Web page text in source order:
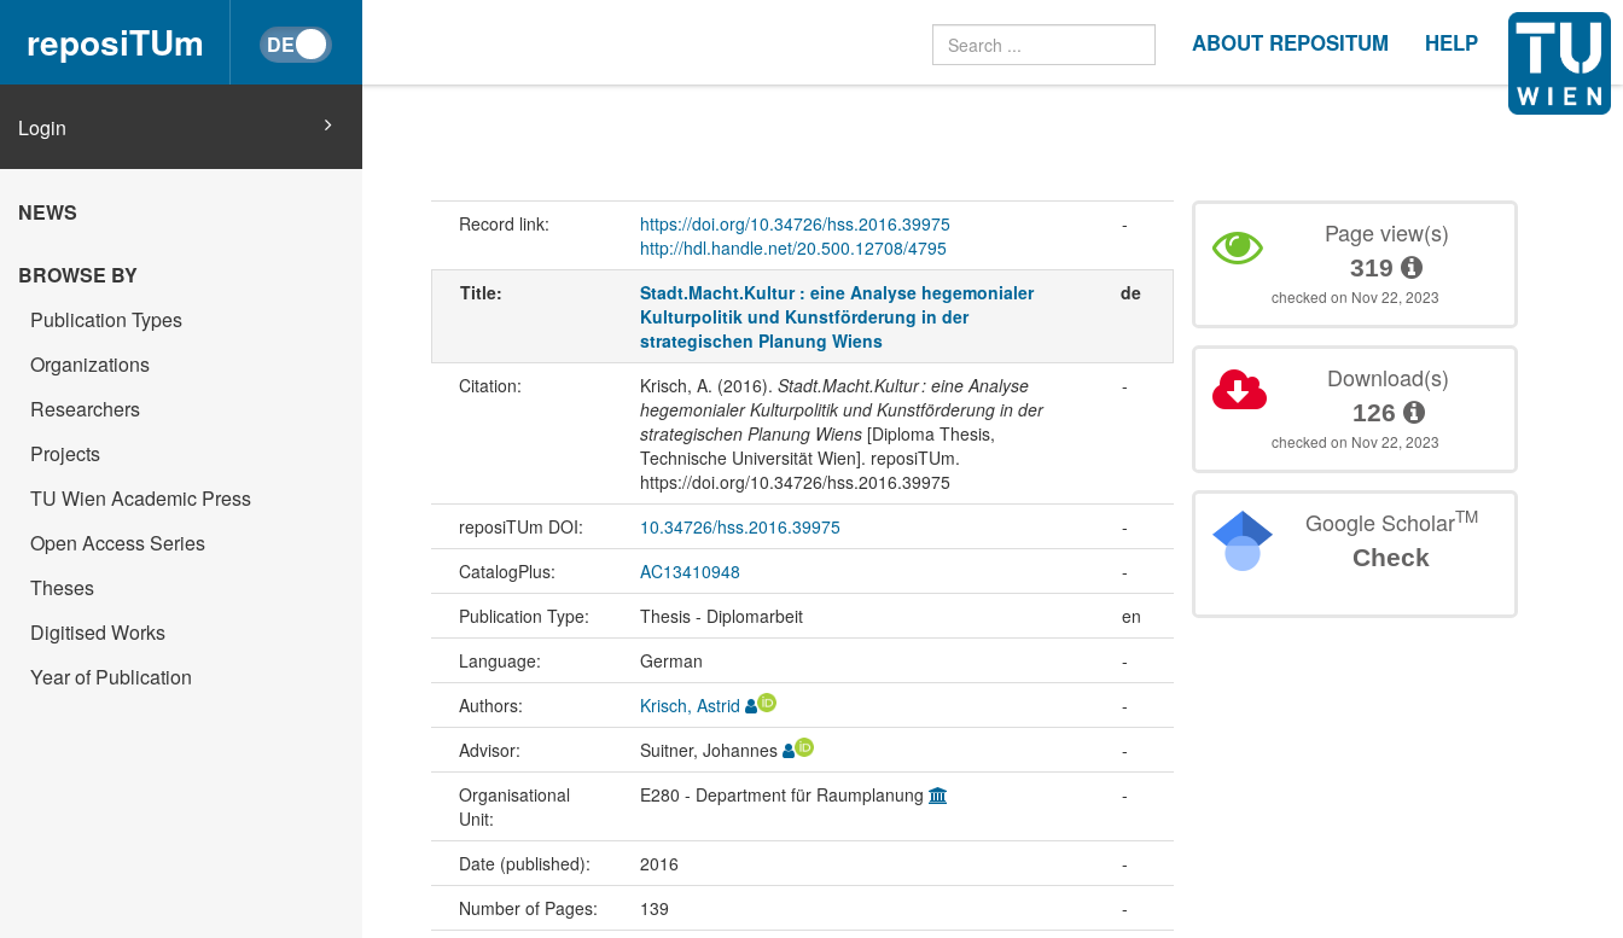
reposiTUm ABOUT REPOSITUM HELP
Login
NEWS
BROWSE BY
Publication Types
Organizations
Researchers
Projects
TU Wien Academic Press
Open Access Series
Theses
Digitised Works
Year of Publication
Record link:
https://doi.org/10.34726/hss.2016.39975
http://hdl.handle.net/20.500.12708/4795
-
Title:
Stadt.Macht.Kultur : eine Analyse hegemonialer
Kulturpolitik und Kunstförderung in der
strategischen Planung Wiens
de
Citation: Krisch, A. (2016). Stadt.Macht.Kultur : eine Analyse
hegemonialer Kulturpolitik und Kunstförderung in der
strategischen Planung Wiens[Diploma Thesis,
Technische Universität Wien]. reposiTUm.
https://doi.org/10.34726/hss.2016.39975
-
reposiTUm DOI: 10.34726/hss.2016.39975
-
CatalogPlus:
AC13410948
-
Publication Type:
Thesis - Diplomarbeit
en
Language:
German
-
Authors:
Krisch, Astrid
-
Advisor:
Suitner, Johannes
-
Organisational
Unit:
E280 - Department für Raumplanung -
Date (published): 2016
-
Number of Pages:
139
-
Page view(s)
319
checked on Nov 22, 2023
Download(s)
126
checked on Nov 22, 2023
Google ScholarTM
Check